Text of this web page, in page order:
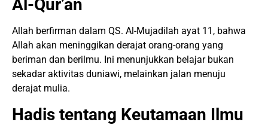
Al-Qur’an
Allah berfirman dalam QS. Al-Mujadilah ayat 11, bahwa
Allah akan meninggikan derajat orang-orang yang
beriman dan berilmu. Ini menunjukkan belajar bukan
sekadar aktivitas duniawi, melainkan jalan menuju
derajat mulia.
Hadis tentang Keutamaan Ilmu